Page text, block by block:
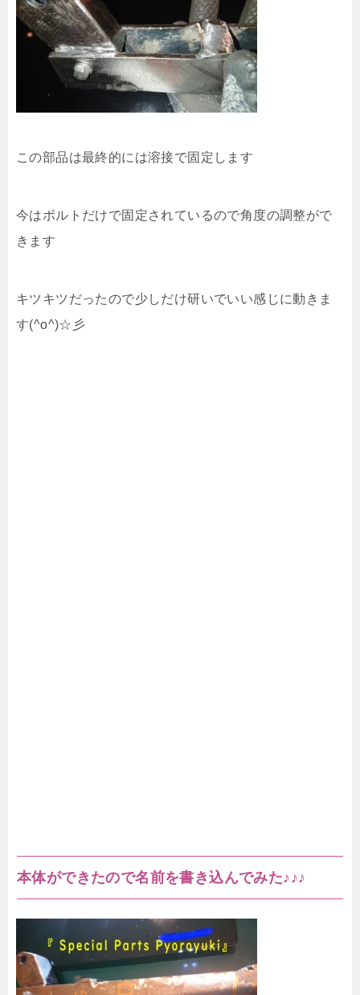
この部品は最終的には溶接で固定します
今はボルトだけで固定されているので角度の調整がで
きます
キツキツだったので少しだけ研いでいい感じに動きま
す(^o^)☆彡
本体ができたので名前を書き込んでみた♪♪♪